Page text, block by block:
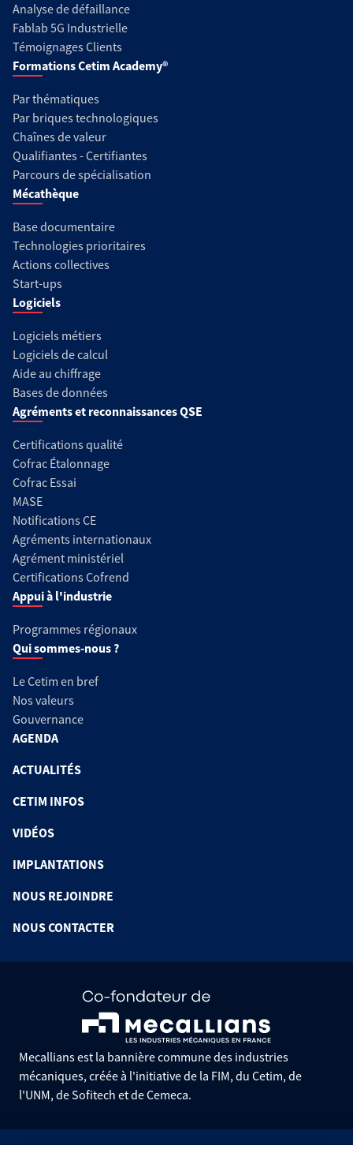
Analyse de défaillance
Fablab 5G Industrielle
Témoignages Clients
Formations Cetim Academy®
Par thématiques
Par briques technologiques
Chaînes de valeur
Qualifiantes - Certifiantes
Parcours de spécialisation
Mécathèque
Base documentaire
Technologies prioritaires
Actions collectives
Start-ups
Logiciels
Logiciels métiers
Logiciels de calcul
Aide au chiffrage
Bases de données
Agréments et reconnaissances QSE
Certifications qualité
Cofrac Étalonnage
Cofrac Essai
MASE
Notifications CE
Agréments internationaux
Agrément ministériel
Certifications Cofrend
Appui à l'industrie
Programmes régionaux
Qui sommes-nous ?
Le Cetim en bref
Nos valeurs
Gouvernance
AGENDA
ACTUALITÉS
CETIM INFOS
VIDÉOS
IMPLANTATIONS
NOUS REJOINDRE
NOUS CONTACTER
Mecallians est la bannière commune des industries
mécaniques, créée à l'initiative de la FIM, du Cetim, de
l'UNM, de Sofitech et de Cemeca.
Informations pratiques